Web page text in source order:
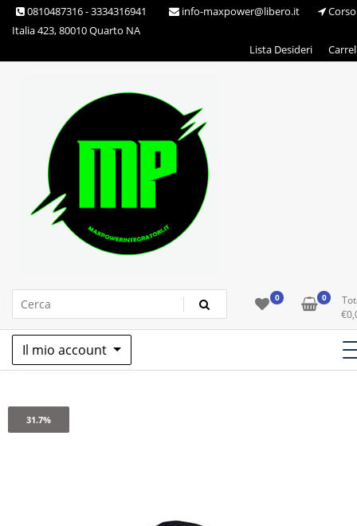
Skip 0810487316 - 3334316941 info-maxpower@libero.it
Corso
Italia 423, 80010 Quarto NA
Lista Desideri
Max Power Integratori 0 0
€
Il mio account
31.7%